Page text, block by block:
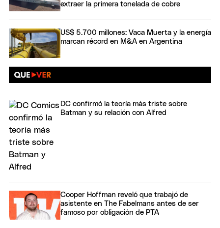
extraer la primera tonelada de cobre
US$ 5.700 millones: Vaca Muerta y la energía
marcan récord en M&A en Argentina
DC confirmó la teoría más triste sobre
Batman y su relación con Alfred
Cooper Hoffman reveló que trabajó de
asistente en The Fabelmans antes de ser
famoso por obligación de PTA